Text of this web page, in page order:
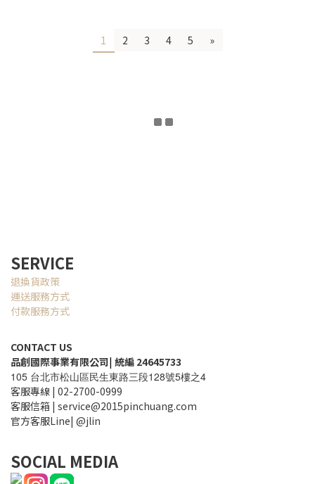
1 2 3 4 5 »
SERVICE
退換貨政策
運送服務方式
付款服務方式
CONTACT US
品創國際事業有限公司| 統編 24645733
105 台北市松山區民生東路三段128號5樓之4
客服專線 | 02-2700-0999
客服信箱 | service@2015pinchuang.com
官方客服Line| @jlin
SOCIAL MEDIA